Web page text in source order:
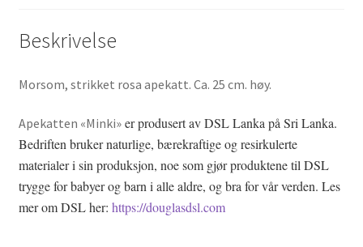
Beskrivelse
Morsom, strikket rosa apekatt. Ca. 25 cm. høy.
Apekatten «Minki»er produsert av DSL Lanka på Sri Lanka.
Bedriften bruker naturlige, bærekraftige og resirkulerte
materialer i sin produksjon, noe som gjør produktene til DSL
trygge for babyer og barn i alle aldre, og bra for vår verden. Les
mer om DSL her: https://douglasdsl.com